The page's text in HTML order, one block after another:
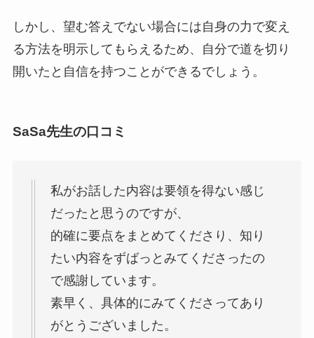
しかし、望む答えでない場合には自身の力で変え
る方法を明示してもらえるため、自分で道を切り
開いたと自信を持つことができるでしょう。
SaSa先生の口コミ
私がお話した内容は要領を得ない感じ
だったと思うのですが、
的確に要点をまとめてくださり、知り
たい内容をずばっとみてくださったの
で感謝しています。
素早く、具体的にみてくださってあり
がとうございました。